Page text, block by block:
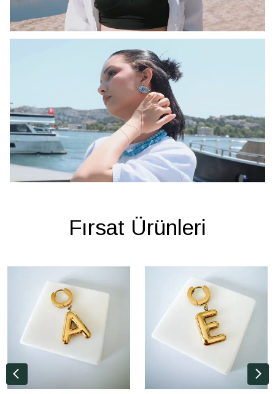
Fırsat Ürünleri